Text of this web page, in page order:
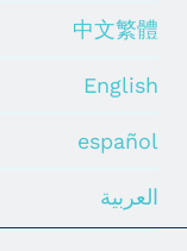
中文繁體
English
español
العربية